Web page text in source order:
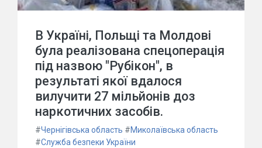
В Україні, Польщі та Молдові
була реалізована спецоперація
під назвою "Рубікон", в
результаті якої вдалося
вилучити 27 мільйонів доз
наркотичних засобів.
#Чернігівська область #Миколаївська область
#Служба безпеки України